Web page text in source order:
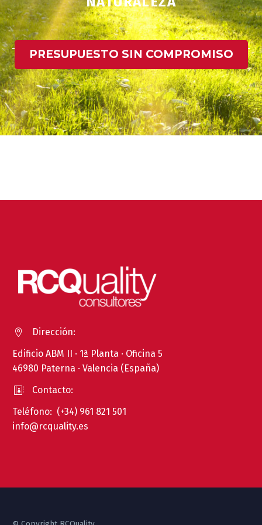
PRESUPUESTO SIN COMPROMISO


Dirección:
Edificio ABM II · 1ª Planta · Oficina 5
46980 Paterna · Valencia (España)


Contacto:
Teléfono: (+34) 961 821 501
info@rcquality.es